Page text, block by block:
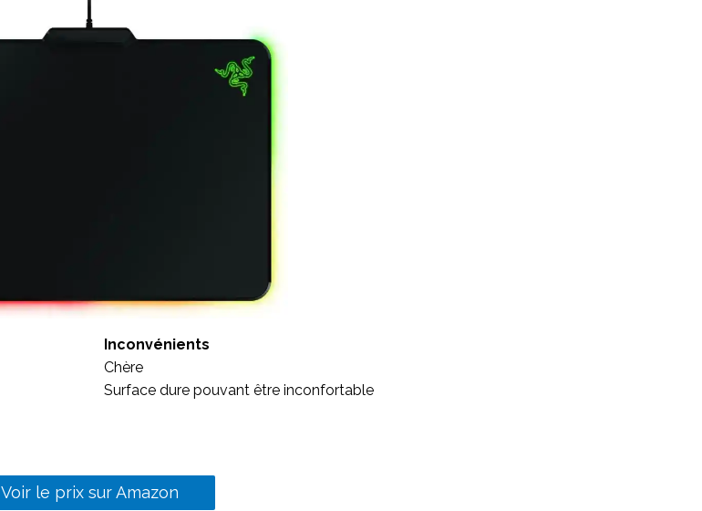
Inconvénients
Chère
Surface dure pouvant être inconfortable
Voir le prix sur Amazon